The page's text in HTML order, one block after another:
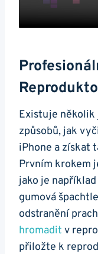
Existuje
způsobů, jak
iPhone a získat
Prvním krokem
jako je
gumová
odstranění
hromadit v
přiložte k